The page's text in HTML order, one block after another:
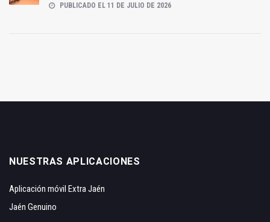
PUBLICADO EL 11 DE JULIO DE 2026
NUESTRAS APLICACIONES
Aplicación móvil Extra Jaén
Jaén Genuino